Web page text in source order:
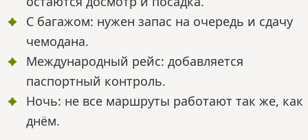
С багажом: нужен запас на очередь и сдачу
чемодана.
Международный рейс: добавляется
паспортный контроль.
Ночь: не все маршруты работают так же, как
днём.